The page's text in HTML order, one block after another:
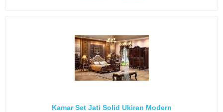
Kamar Set Jati Solid Ukiran Modern